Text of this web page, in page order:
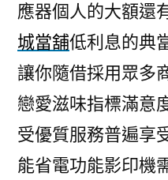
應器個人的大額還
城當舖低利息的典
讓你隨借採用眾多
戀愛滋味指標滿意
受優質服務普遍享
能省電功能影印機